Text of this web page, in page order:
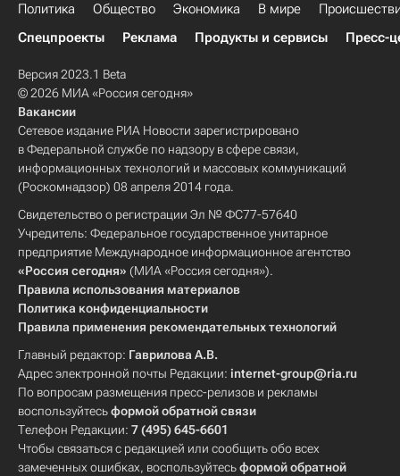
Политика Общество Экономика В мире
Спецпроекты
Реклама Продукты и сервисы Пресс-
Версия 2023.1 Beta
© 2026 МИА «Россия сегодня»
Вакансии
Сетевое издание РИА Новости зарегистрировано
в Федеральной службе по надзору в сфере связи,
информационных технологий и массовых коммуникаций
(Роскомнадзор) 08 апреля 2014 года.
Свидетельство о регистрации Эл № ФС77-57640
Учредитель: Федеральное государственное унитарное
предприятие Международное информационное агентство
«Россия сегодня» (МИА «Россия сегодня»).
Правила использования материалов
Политика конфиденциальности
Правила применения рекомендательных технологий
Главный редактор: Гаврилова А.В.
Адрес электронной почты Редакции: internet-group@ria.ru
По вопросам размещения пресс-релизов и рекламы
воспользуйтесьформой обратной связи
Телефон Редакции: 7 (495) 645-6601
Чтобы связаться с редакцией или сообщить обо всех
замеченных ошибках, воспользуйтесьформой обратной